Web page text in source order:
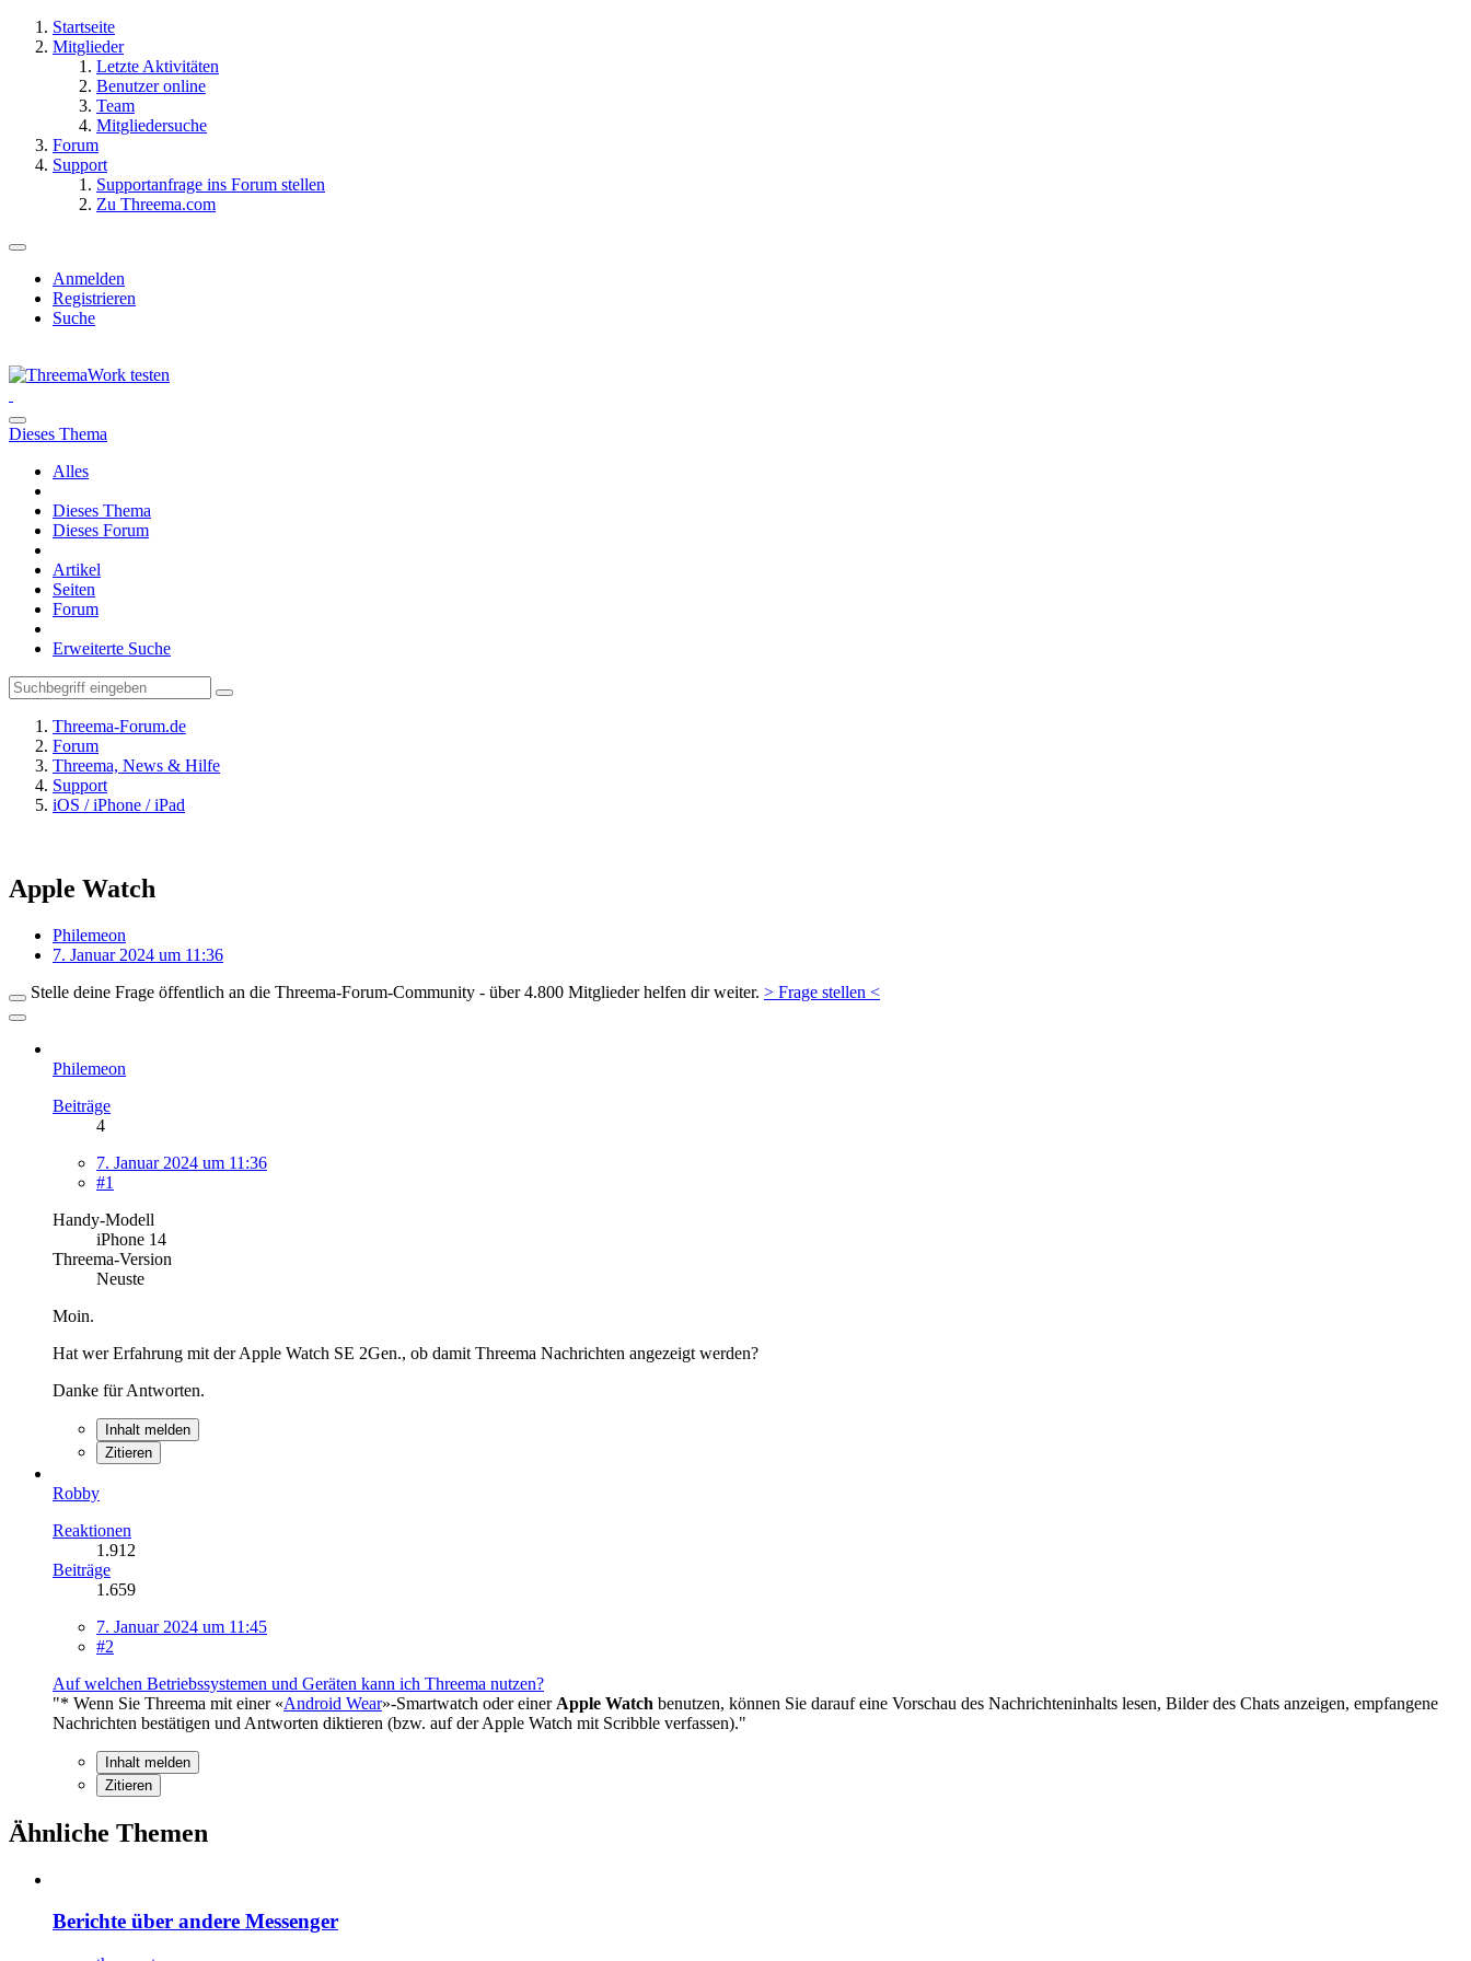
Startseite
Mitglieder
Letzte Aktivitäten
Benutzer online
Team
Mitgliedersuche
Forum
Support
Supportanfrage ins Forum stellen
Zu Threema.com
Anmelden
Registrieren
Suche
Dieses Thema
Alles
Dieses Thema
Dieses Forum
Artikel
Seiten
Forum
Erweiterte Suche
Threema-Forum.de
Forum
Threema, News & Hilfe
Support
iOS / iPhone / iPad
Apple Watch
Philemeon
7. Januar 2024 um 11:36
Stelle deine Frage öffentlich an die Threema-Forum-Community - über 4.800 Mitglieder helfen dir weiter. > Frage stellen <
Philemeon
Beiträge
4
7. Januar 2024 um 11:36
#1
Handy-Modell
iPhone 14
Threema-Version
Neuste
Moin.
Hat wer Erfahrung mit der Apple Watch SE 2Gen., ob damit Threema Nachrichten angezeigt werden?
Danke für Antworten.
Inhalt melden
Zitieren
Robby
Reaktionen
1.912
Beiträge
1.659
7. Januar 2024 um 11:45
#2
Auf welchen Betriebssystemen und Geräten kann ich Threema nutzen?
"* Wenn Sie Threema mit einer «Android Wear»-Smartwatch oder einer Apple Watch benutzen, können Sie darauf eine Vorschau des Nachrichteninhalts lesen, Bilder des Chats anzeigen, empfangene
Nachrichten bestätigen und Antworten diktieren (bzw. auf der Apple Watch mit Scribble verfassen)."
Inhalt melden
Zitieren
Ähnliche Themen
Berichte über andere Messenger